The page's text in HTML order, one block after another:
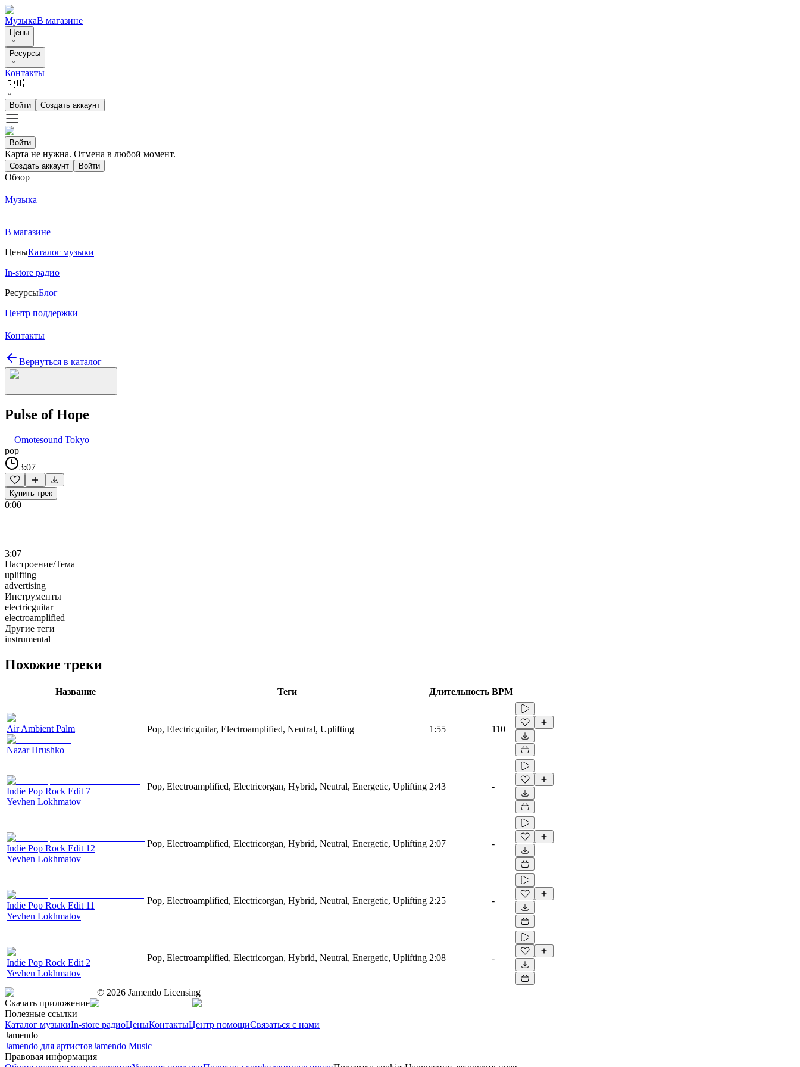
МузыкаВ магазине
Цены
Ресурсы
Контакты
🇷🇺
Войти Создать аккаунт
Войти
Карта не нужна. Отмена в любой момент.
Создать аккаунт Войти
Обзор
Музыка
В магазине
ЦеныКаталог музыки
In-store радио
РесурсыБлог
Центр поддержки
Контакты
Вернуться в каталог
Pulse of Hope
—Omotesound Tokyo
pop
3:07
Купить трек
0:00
3:07
Настроение/Тема
uplifting
advertising
Инструменты
electricguitar
electroamplified
Другие теги
instrumental
Похожие треки
Название Теги Длительность BPM
Air Ambient Palm
Nazar Hrushko
Pop, Electricguitar, Electroamplified, Neutral, Uplifting 1:55 110
Indie Pop Rock Edit 7
Yevhen Lokhmatov
Pop, Electroamplified, Electricorgan, Hybrid, Neutral, Energetic, Uplifting 2:43 -
Indie Pop Rock Edit 12
Yevhen Lokhmatov
Pop, Electroamplified, Electricorgan, Hybrid, Neutral, Energetic, Uplifting 2:07 -
Indie Pop Rock Edit 11
Yevhen Lokhmatov
Pop, Electroamplified, Electricorgan, Hybrid, Neutral, Energetic, Uplifting 2:25 -
Indie Pop Rock Edit 2
Yevhen Lokhmatov
Pop, Electroamplified, Electricorgan, Hybrid, Neutral, Energetic, Uplifting 2:08 -
© 2026 Jamendo Licensing
Скачать приложение
Полезные ссылки
Каталог музыкиIn-store радиоЦеныКонтактыЦентр помощиСвязаться с нами
Jamendo
Jamendo для артистовJamendo Music
Правовая информация